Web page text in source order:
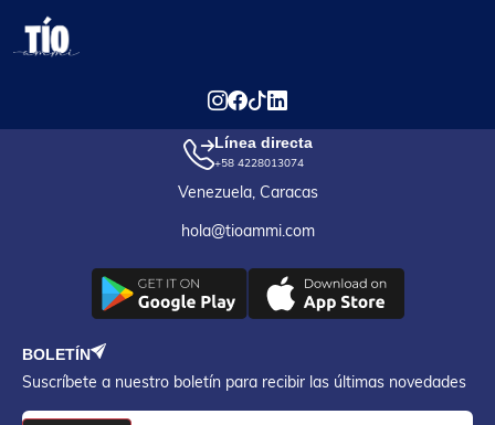
Línea directa
+58 4228013074
Venezuela, Caracas
hola@tioammi.com
BOLETÍN
Suscríbete a nuestro boletín para recibir las últimas novedades